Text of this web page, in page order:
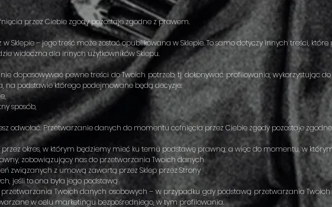
przez Ciebie zgody pozostaje zgodne z prawem.
Sklepie – jego treść może zostać opublikowana w Sklepie. To samo dotyczy innych treści, które
widoczna dla innych użytkowników Sklepu.
dopasowywać pewne treści do Twoich potrzeb, tj. dokonywać profilowania, wykorzystując
na podstawie którego podejmowane będą decyzje:
sposób,
odwołać. Przetwarzanie danych do momentu cofnięcia przez Ciebie zgody pozostaje
okres, w którym będziemy mieć ku temu podstawę prawną, a więc do momentu, w
zobowiązujący nas do przetwarzania Twoich danych
związanych z umową zawartą przez Sklep przez Strony
jeśli to ona była jego podstawą
przetwarzania Twoich danych osobowych – w przypadku gdy podstawą przetwarzania
w celu marketingu bezpośredniego, w tym profilowania.